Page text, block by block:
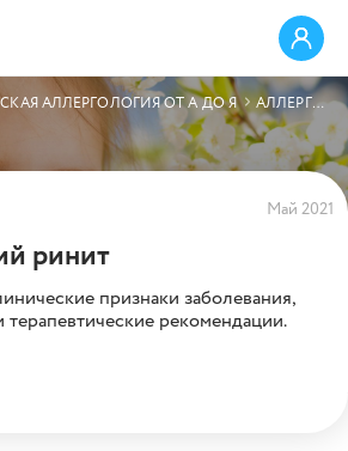
АЛЛЕРГОЛОГИЯ ОТ А ДО Я АЛЛЕРГИЧЕСКИЙ РИНИТ
Май 2021
ринит
признаки заболевания,
терапевтические рекомендации.